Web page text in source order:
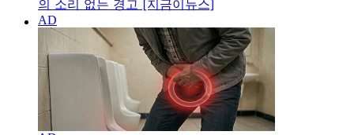
의 소리 없는 경고 [지금이뉴스]